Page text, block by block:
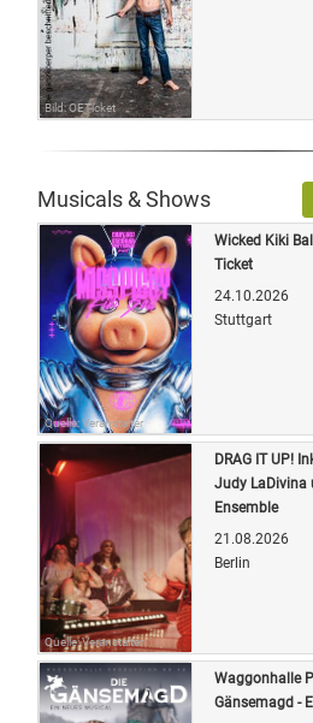
Bild: OETicket
Musicals & Shows
Quelle: Veranstalter
Wicked Kiki
Ticket
24.10.2026
Stuttgart
Quelle: Veranstalter
DRAG IT UP!
Judy LaDivina
Ensemble
21.08.2026
Berlin
Waggonhalle
Gänsemagd -